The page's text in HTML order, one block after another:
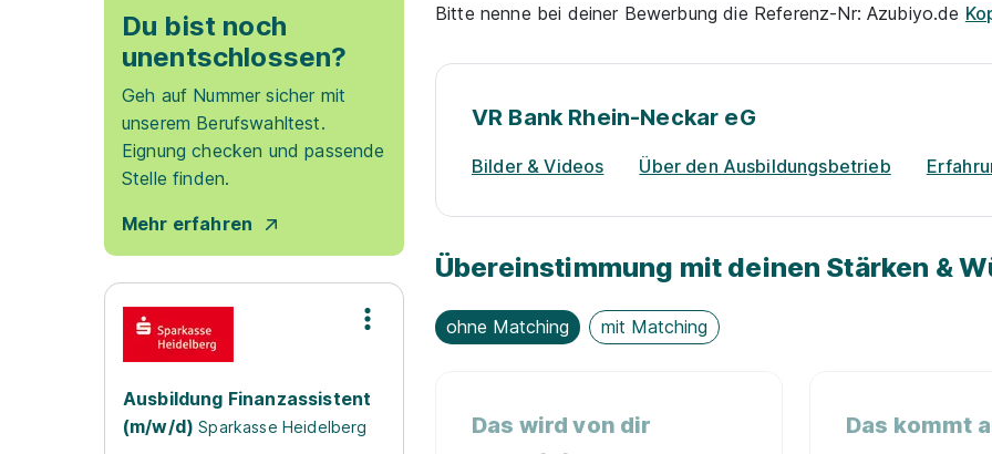
Du bist noch
unentschlossen?
Geh auf Nummer sicher mit
unserem Berufswahltest.
Eignung checken und passende
Stelle finden.
Mehr erfahren
Ausbildung Finanzassistent
(m/w/d)Sparkasse Heidelberg
Bitte nenne bei deiner Bewerbung die Referenz-Nr: Azubiyo.de
VR Bank Rhein-Neckar eG
Bilder & Videos Über den Ausbildungsbetrieb
Übereinstimmung mit deinen Stärken &
ohne Matching mit Matching
Das wird von dir
Das kommt